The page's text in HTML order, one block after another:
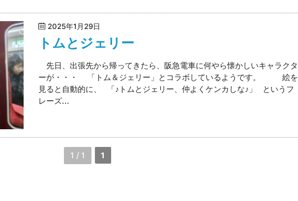
2025年1月29日
トムとジェリー
先日、出張先から帰ってきたら、阪急電車に何やら懐かしいキャラクタ
ーが・・・ 「トム＆ジェリー」とコラボしているようです。 絵を
見ると自動的に、 「♪トムとジェリー、仲よくケンカしな♪」 というフ
レーズ...
1 / 1 1